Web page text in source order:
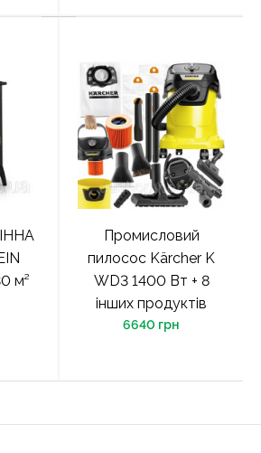
м²
Промисловий
пилосос Kärcher K
WD3 1400 Вт + 8
інших продуктів
6640 грн